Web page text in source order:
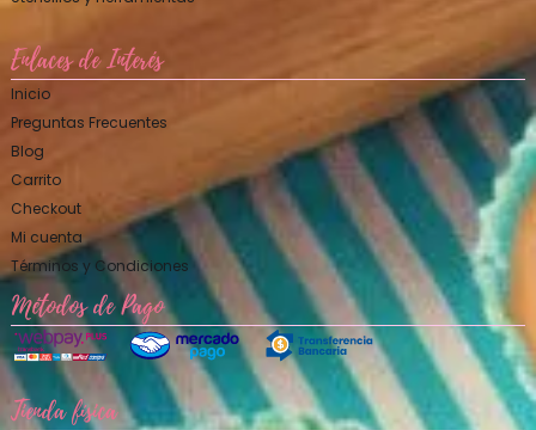
Enlaces de Interés
Inicio
Preguntas Frecuentes
Blog
Carrito
Checkout
Mi cuenta
Términos y Condiciones
Métodos de Pago
Tienda física